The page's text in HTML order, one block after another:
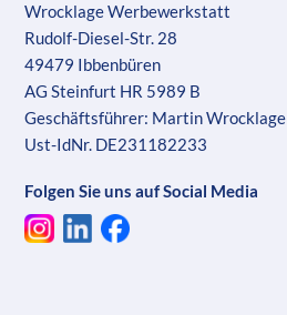
Wrocklage Werbewerkstatt
Rudolf-Diesel-Str. 28
49479 Ibbenbüren
AG Steinfurt HR 5989 B
Geschäftsführer: Martin Wrocklage
Ust-IdNr. DE231182233
Folgen Sie uns auf Social Media